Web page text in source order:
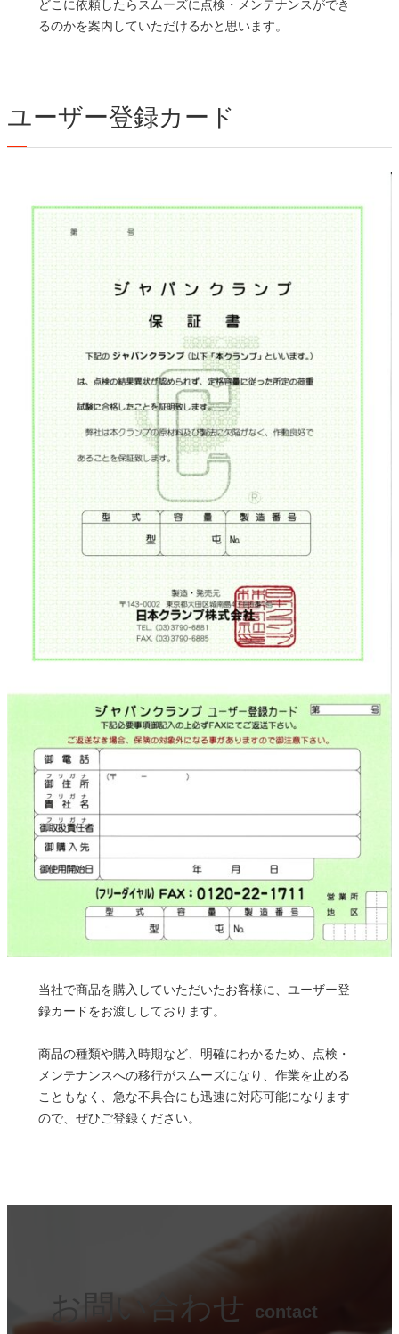
どこに依頼したらスムーズに点検・メンテナンスができ
るのかを案内していただけるかと思います。
ユーザー登録カード
当社で商品を購入していただいたお客様に、ユーザー登
録カードをお渡ししております。
商品の種類や購入時期など、明確にわかるため、点検・
メンテナンスへの移行がスムーズになり、作業を止める
こともなく、急な不具合にも迅速に対応可能になります
ので、ぜひご登録ください。
お問い合わせ contact